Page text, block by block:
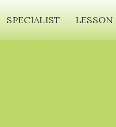
SPECIALIST LESSON